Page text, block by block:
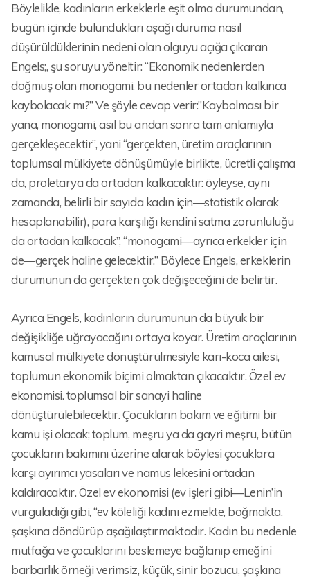
Böylelikle, kadınların erkeklerle eşit olma durumundan,
bugün içinde bulundukları aşağı duruma nasıl
düşürüldüklerinin nedeni olan olguyu açığa çıkaran
Engels;, şu soruyu yöneltir: “Ekonomik nedenlerden
doğmuş olan monogami, bu nedenler ortadan kalkınca
kaybolacak mı?” Ve şöyle cevap verir:”Kaybolması bir
yana, monogami, asıl bu andan sonra tam anlamıyla
gerçekleşecektir”, yani “gerçekten, üretim araçlarının
toplumsal mülkiyete dönüşümüyle birlikte, ücretli çalışma
da, proletarya da ortadan kalkacaktır: öyleyse, aynı
zamanda, belirli bir sayıda kadın için—statistik olarak
hesaplanabilir), para karşılığı kendini satma zorunluluğu
da ortadan kalkacak”, “monogami—ayrıca erkekler için
de—gerçek haline gelecektir.” Böylece Engels, erkeklerin
durumunun da gerçekten çok değişeceğini de belirtir.
Ayrıca Engels, kadınların durumunun da büyük bir
değişikliğe uğrayacağını ortaya koyar. Üretim araçlarının
kamusal mülkiyete dönüştürülmesiyle karı-koca ailesi,
toplumun ekonomik biçimi olmaktan çıkacaktır. Özel ev
ekonomisi. toplumsal bir sanayi haline
dönüştürülebilecektir. Çocukların bakım ve eğitimi bir
kamu işi olacak; toplum, meşru ya da gayri meşru, bütün
çocukların bakımını üzerine alarak böylesi çocuklara
karşı ayırımcı yasaları ve namus lekesini ortadan
kaldıracaktır. Özel ev ekonomisi (ev işleri gibi—Lenin’in
vurguladığı gibi, “ev köleliği kadını ezmekte, boğmakta,
şaşkına döndürüp aşağılaştırmaktadır. Kadın bu nedenle
mutfağa ve çocuklarını beslemeye bağlanıp emeğini
barbarlık örneği verimsiz, küçük, sinir bozucu, şaşkına